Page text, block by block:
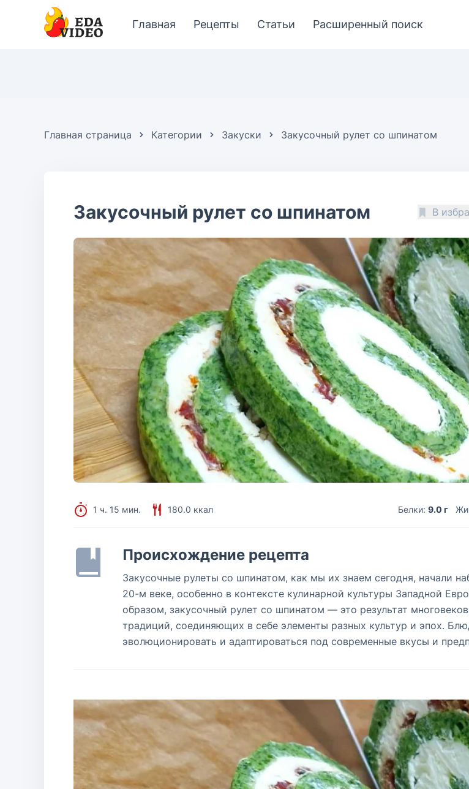
Главная Рецепты Статьи Расширенный поиск
Главная страница Категории Закуски Закусочный рулет со шпинатом
Закусочный рулет со шпинатом В
1 ч. 15 мин. 180.0 ккал Белки: 9.0 г
Происхождение рецепта
Закусочные рулеты со шпинатом, как мы их знаем сегодня, начали
20-м веке, особенно в контексте кулинарной культуры Западной
образом, закусочный рулет со шпинатом — это результат
традиций, соединяющих в себе элементы разных культур и эпох.
эволюционировать и адаптироваться под современные вкусы и